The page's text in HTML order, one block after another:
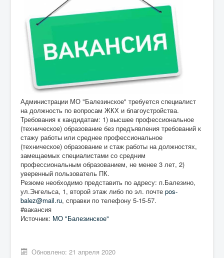
Администрации МО "Балезинское" требуется специалист
на должность по вопросам ЖКХ и благоустройства.
Требования к кандидатам: 1) высшее профессиональное
(техническое) образование без предъявления требований к
стажу работы или среднее профессиональное
(техническое) образование и стаж работы на должностях,
замещаемых специалистами со средним
профессиональным образованием, не менее 3 лет, 2)
уверенный пользователь ПК.
Резюме необходимо представить по адресу: п.Балезино,
ул.Энгельса, 1, второй этаж либо по эл. почте pos-
balez@mail.ru, справки по телефону 5-15-57.
#вакансия
Источник: МО "Балезинское"
Обновлено: 21 апреля 2020